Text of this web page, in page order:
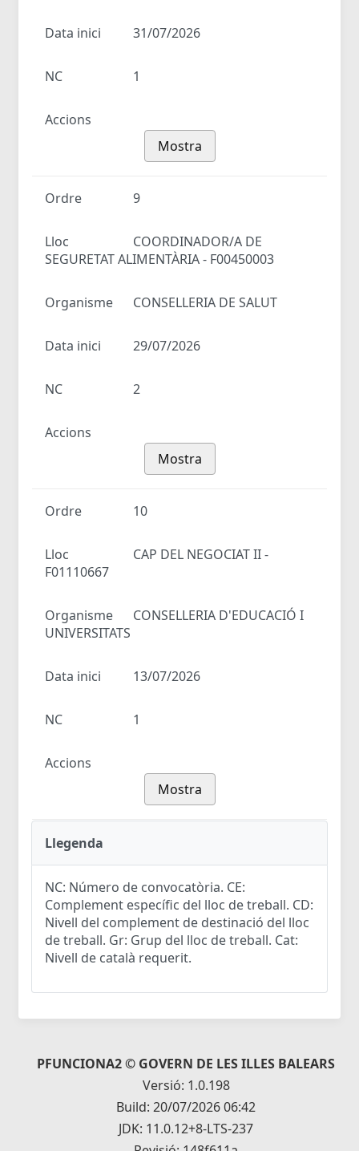
Data inici 31/07/2026
NC 1
Accions
Mostra
Ordre 9
Lloc
COORDINADOR/A DE
SEGURETAT ALIMENTÀRIA - F00450003
Organisme CONSELLERIA DE SALUT
Data inici 29/07/2026
NC 2
Accions
Mostra
Ordre 10
Lloc
CAP DEL NEGOCIAT II -
F01110667
Organisme
CONSELLERIA D'EDUCACIÓ I
UNIVERSITATS
Data inici 13/07/2026
NC 1
Accions
Mostra
Llegenda
NC: Número de convocatòria. CE:
Complement específic del lloc de treball. CD:
Nivell del complement de destinació del lloc
de treball. Gr: Grup del lloc de treball. Cat:
Nivell de català requerit.
PFUNCIONA2 © GOVERN DE LES ILLES BALEARS
Versió: 1.0.198
Build: 20/07/2026 06:42
JDK: 11.0.12+8-LTS-237